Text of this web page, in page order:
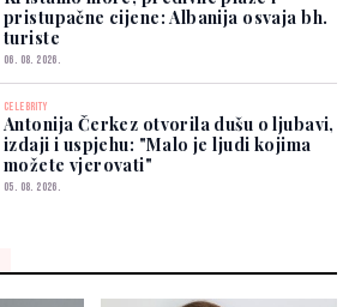
pristupačne cijene: Albanija osvaja bh.
turiste
06. 08. 2026.
CELEBRITY
Antonija Čerkez otvorila dušu o ljubavi,
izdaji i uspjehu: "Malo je ljudi kojima
možete vjerovati"
05. 08. 2026.